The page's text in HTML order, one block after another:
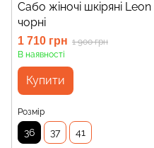
Сабо жіночі шкіряні
чорні
1 710 грн 1 900 грн
В наявності
Купити
Розмір
36 37 41